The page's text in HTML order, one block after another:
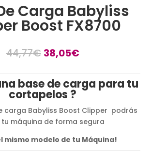
Carga Babyliss
Boost FX8700
44,77€ El
era:
44,77€.
38,05€El
es:
base de carga para tu
cortapelos ?
carga Babyliss Boost Clipper podrás
tu máquina de forma segura
mismo modelo de tu Máquina!